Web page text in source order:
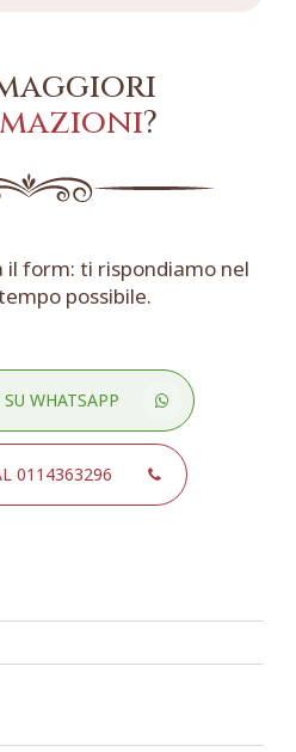
?
il form: ti rispondiamo nel
possibile.
WHATSAPP
0114363296